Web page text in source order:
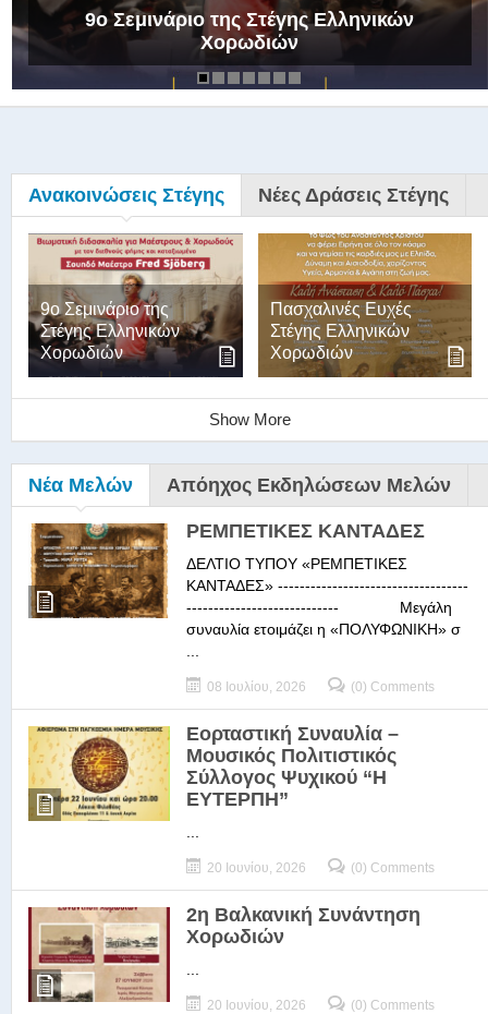
9ο Σεμινάριο της Στέγης Ελληνικών
Χορωδιών
Ανακοινώσεις Στέγης Νέες Δράσεις Στέγης
9ο Σεμινάριο της
Στέγης Ελληνικών
Χορωδιών
Πασχαλινές Ευχές
Στέγης Ελληνικών
Χορωδιών
Show More
Νέα Μελών Απόηχος Εκδηλώσεων Μελών
ΡΕΜΠΕΤΙΚΕΣ ΚΑΝΤΑΔΕΣ
ΔΕΛΤΙΟ ΤΥΠΟΥ «ΡΕΜΠΕΤΙΚΕΣ
ΚΑΝΤΑΔΕΣ» -----------------------------------
---------------------------- Μεγάλη
συναυλία ετοιμάζει η «ΠΟΛΥΦΩΝΙΚΗ» σ
08 Ιουλίου, 2026 (0) Comments
Εορταστική Συναυλία –
Μουσικός Πολιτιστικός
Σύλλογος Ψυχικού “Η
ΕΥΤΕΡΠΗ”
20 Ιουνίου, 2026 (0) Comments
2η Βαλκανική Συνάντηση
Χορωδιών
20 Ιουνίου, 2026 (0) Comments